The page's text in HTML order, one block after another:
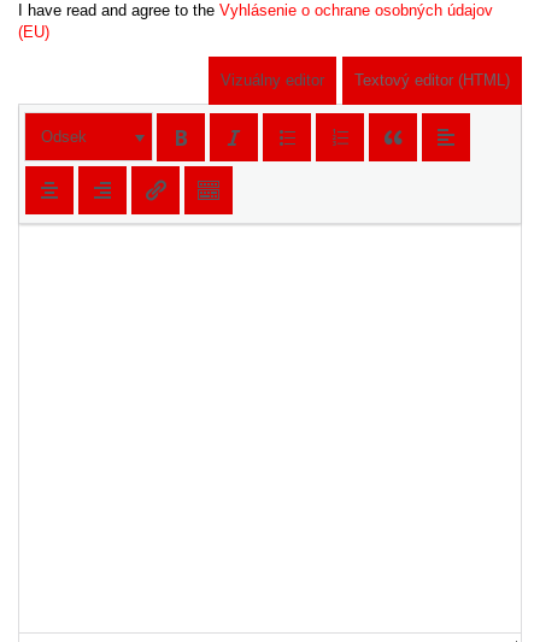
I have read and agree to the Vyhlásenie o ochrane osobných údajov
(EU)
Vizuálny editor Textový editor (HTML)
Odsek